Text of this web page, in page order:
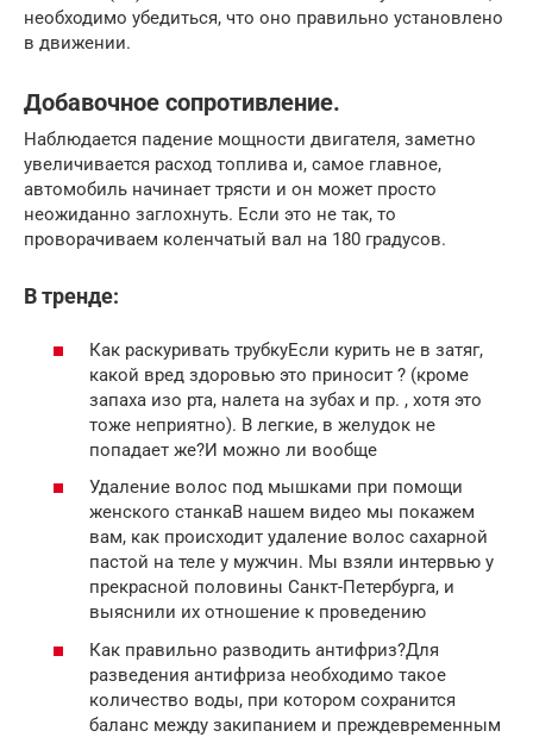
необходимо убедиться, что оно правильно установлено
в движении.
Добавочное сопротивление.
Наблюдается падение мощности двигателя, заметно
увеличивается расход топлива и, самое главное,
автомобиль начинает трясти и он может просто
неожиданно заглохнуть. Если это не так, то
проворачиваем коленчатый вал на 180 градусов.
В тренде:
Как раскуривать трубкуЕсли курить не в затяг,
какой вред здоровью это приносит ? (кроме
запаха изо рта, налета на зубах и пр. , хотя это
тоже неприятно). В легкие, в желудок не
попадает же?И можно ли вообще
Удаление волос под мышками при помощи
женского станкаВ нашем видео мы покажем
вам, как происходит удаление волос сахарной
пастой на теле у мужчин. Мы взяли интервью у
прекрасной половины Санкт-Петербурга, и
выяснили их отношение к проведению
Как правильно разводить антифриз?Для
разведения антифриза необходимо такое
количество воды, при котором сохранится
баланс между закипанием и преждевременным